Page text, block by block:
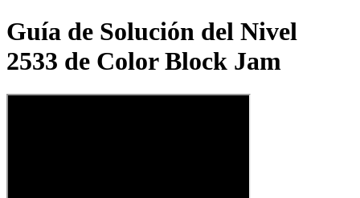
Guía de Solución del Nivel
2533 de Color Block Jam